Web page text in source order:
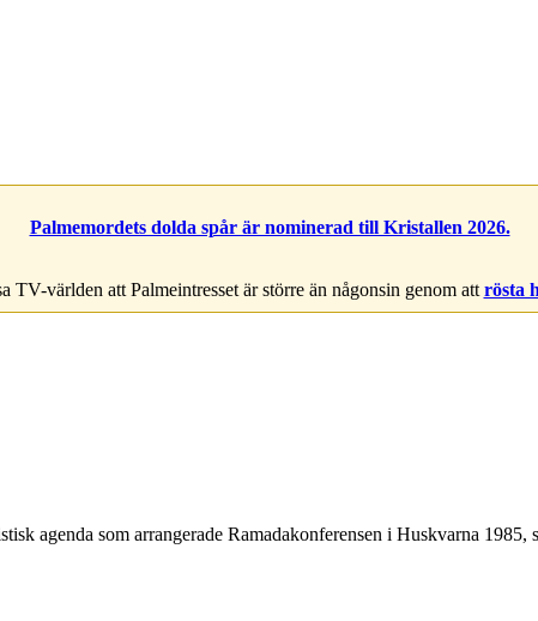
Palmemordets dolda spår är nominerad till Kristallen 2026.
TV-världen att Palmeintresset är större än någonsin genom att rösta
agenda som arrangerade Ramadakonferensen i Huskvarna